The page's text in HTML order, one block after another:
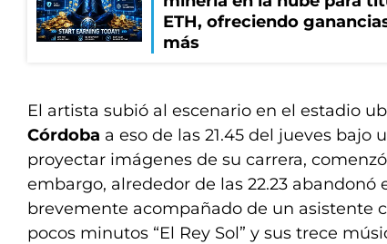
ETH, ofreciendo
más
El artista subió al escenario en el estadio
Córdoba a eso de las 21.45 del jueves bajo
proyectar imágenes de su carrera,
embargo, alrededor de las 22.23 abandonó
brevemente acompañado de un asistente
pocos minutos “El Rey Sol” y sus trece